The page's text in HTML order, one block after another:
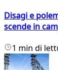
Disagi e
scende in
1 min di